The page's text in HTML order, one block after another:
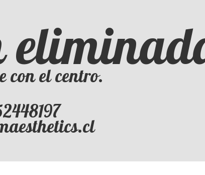
con el centro.